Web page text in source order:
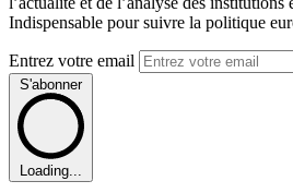
Indispensable pour suivre la politique
Entrez votre email
S'abonner
Loading...